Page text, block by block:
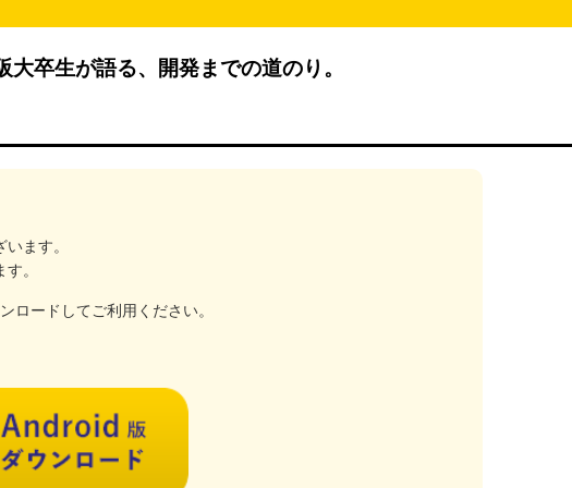
卒生が語る、開発までの道のり。
ます。
。
ロードしてご利用ください。